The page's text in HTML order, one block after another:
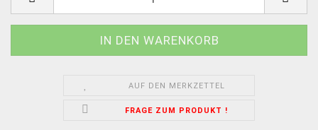
AUF DEN MERKZETTEL
FRAGE ZUM PRODUKT !